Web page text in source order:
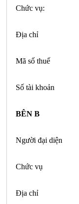
Chức vụ:
Địa chỉ
Mã số thuế
Số tài khoản
BÊN B
Người đại diện
Chức vụ
Địa chỉ